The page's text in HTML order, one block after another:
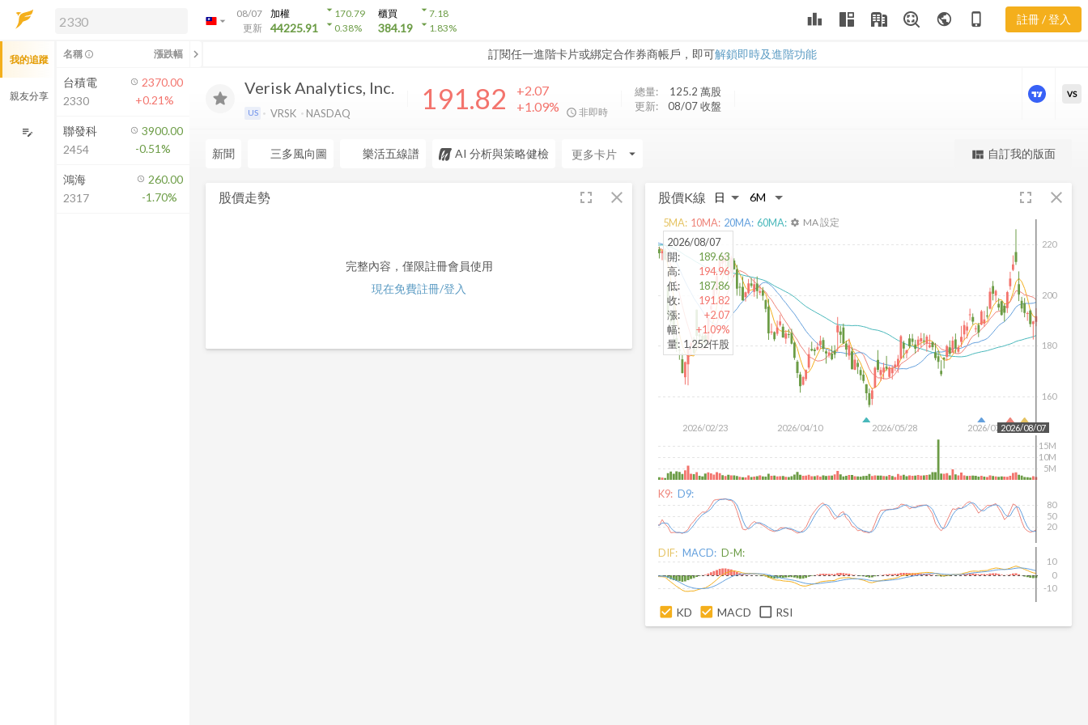
arrow_drop_down
08/07
更新
加權
44225.91
arrow_drop_down170.79
arrow_drop_down0.38%
櫃買
384.19
arrow_drop_down7.18
arrow_drop_down1.83% leaderboard public phone_iphone 註冊 / 登入
訂閱任一進階卡片或綁定合作券商帳戶，即可解鎖即時及進階功能
解鎖即時行情及進階功能
方案」，即可解鎖以下功能：
即時行情
即時市況與排行
成交金額熱力圖
前往方案訂閱
如何綁定合作券商
勢
Verisk Analytics, Inc.
US VRSK NASDAQ 191.82
+2.07
+1.09%
非即時
總量: 125.2 萬股
更新:
08/07 收盤
更強大的進階價量圖表
VS
新聞 三多風向圖 樂活五線譜 AI 分析與策略健檢 arrow_drop_down view_quilt 自訂我的版面
股價走勢 fullscreen close
完整內容，僅限註冊會員使用
現在免費註冊/登入
股價K線 fullscreen close
2026/02/23 2026/04/10 2026/05/28 2026/07/16
160
180
200
220
2026/08/07
5M
10M
15M
2026/08/07
開:
189.63
高:
194.96
低:
187.86
收:
191.82
漲:
+2.07
幅:
+1.09%
量: 1,252仟股
5MA: 10MA: 20MA: 60MA: settings MA 設定
K9: D9:
20
50
80
DIF: MACD: D-M:
-10
0
10
KD MACD RSI
我的追蹤
親友分享
edit_note
名稱 info_outline 漲跌幅 chevron_left
台積電
2330
2370.00
+0.21%
聯發科
2454
3900.00
-0.51%
鴻海
2317
260.00
-1.70%